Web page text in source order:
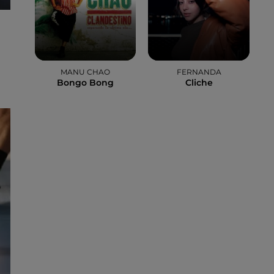
MANU CHAO
Bongo Bong
FERNANDA
Cliche